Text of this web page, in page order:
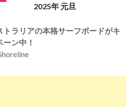
2025年 元旦
トラリアの本格サーフボードがキ
ーン中！